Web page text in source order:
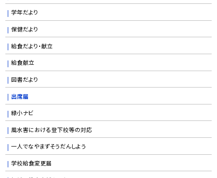
学年だより
保健だより
給食だより・献立
給食献立
図書だより
出席届
緑小ナビ
風水害における登下校等の対応
一人でなやまずそうだんしよう
学校給食変更届